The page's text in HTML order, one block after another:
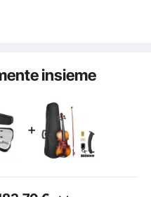
di violino è ideale per
spalla del musicista,
l'esecuzione
include custodia,
accordatore, spalliera,
panno per lucidatura.
insieme